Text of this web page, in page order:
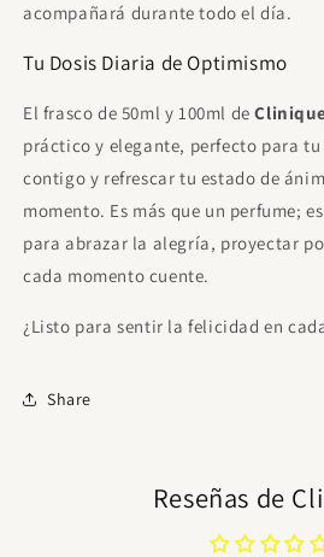
acompañará durante todo el día.
Tu Dosis Diaria de Optimismo
El frasco de 50ml y 100ml de
práctico y elegante, perfecto para
contigo y refrescar tu estado de
momento. Es más que un perfume;
para abrazar la alegría, proyectar
cada momento cuente.
¿Listo para sentir la felicidad en
Share
Reseñas de